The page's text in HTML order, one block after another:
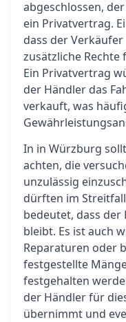
abgeschlossen,
ein Privatvertrag.
dass der
zusätzliche Rechte
Ein Privatvertrag
der Händler das
verkauft, was
In in Würzburg
achten, die
unzulässig
dürften im
bedeutet, dass
bleibt. Es ist auch
Reparaturen oder
festgestellte
festgehalten
der Händler für
übernimmt und